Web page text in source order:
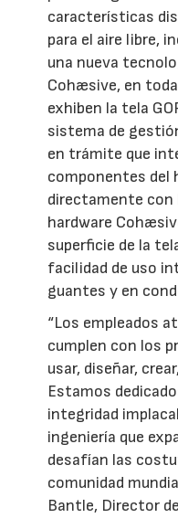
características
para el aire libre,
una nueva
Cohæsive, en
exhiben la tela
sistema de
en trámite que
componentes del
directamente con
hardware
superficie de la
facilidad de uso
guantes y en
“Los empleados
cumplen con los
usar, diseñar,
Estamos
integridad
ingeniería que
desafían las
comunidad
Bantle, Director